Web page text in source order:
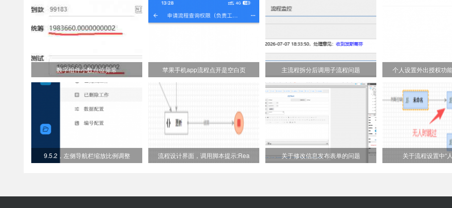
数字组件小数点位异常 苹果手机app流程点开是空白页 主流程拆分后调用子流程问题 个人设置外出授权功
9.5.2，左侧导航栏缩放比例调整 流程设计界面，调用脚本提示:Rea 关于修改信息发布表单的问题 关于流程设置中“